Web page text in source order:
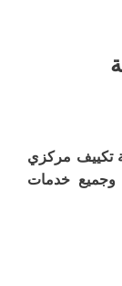
تكييف مركزي
خدمات